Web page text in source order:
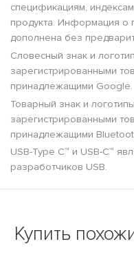
спецификациям,
продукта. Информация о
дополнена без
Словесный знак и
зарегистрированными
принадлежащими Google.
Товарный знак и
зарегистрированными
принадлежащими
USB-Type C™ и USB-C™
разработчиков USB.
Купить